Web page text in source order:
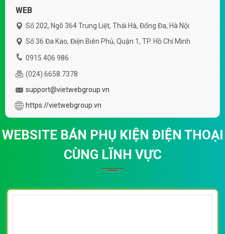
WEB
Số 202, Ngõ 364 Trung Liệt, Thái Hà, Đống Đa, Hà Nội
Số 36 Đa Kao, Điện Biên Phủ, Quận 1, TP. Hồ Chí Minh
0915 406 986
(024).6658.7378
support@vietwebgroup.vn
https://vietwebgroup.vn
WEBSITE BÁN PHỤ KIỆN ĐIỆN THOẠI
CÙNG LĨNH VỰC